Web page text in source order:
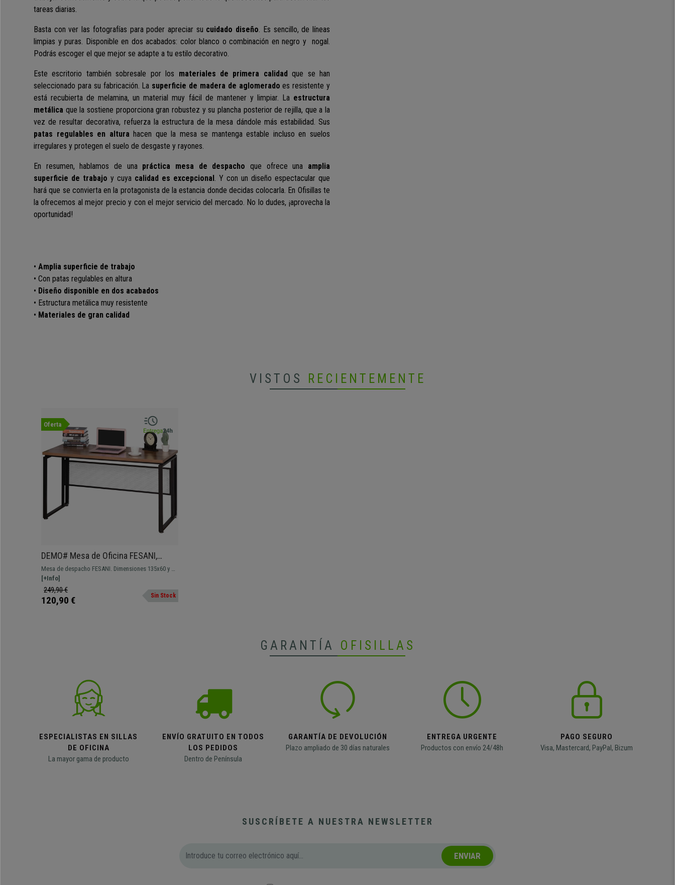
tareas diarias.
Basta con ver las fotografías para poder apreciar su cuidado diseño. Es sencillo, de líneas
limpias y puras. Disponible en dos acabados: color blanco o combinación en negro y nogal.
Podrás escoger el que mejor se adapte a tu estilo decorativo.
Este escritorio también sobresale por los materiales de primera calidad que se han
seleccionado para su fabricación. La superficie de madera de aglomeradoes resistente y
está recubierta de melamina, un material muy fácil de mantener y limpiar. La estructura
metálica que la sostiene proporciona gran robustez y su plancha posterior de rejilla, que a la
vez de resultar decorativa, refuerza la estructura de la mesa dándole más estabilidad. Sus
patas regulables en altura hacen que la mesase mantenga estable incluso en suelos
irregulares y protegen el suelo de desgaste y rayones.
En resumen, hablamos de una práctica mesa de despacho que ofrece una amplia
superficie de trabajo y cuya calidad es excepcional . Y con un diseño espectacular que
hará que se convierta en la protagonista de la estancia donde decidas colocarla. En Ofisillas te
la ofrecemos al mejor precio y con el mejor servicio del mercado. No lo dudes, ¡aprovecha la
oportunidad!
• Amplia superficie de trabajo
• Con patas regulables en altura
• Diseño disponible en dos acabados
• Estructura metálica muy resistente
• Materiales de gran calidad
VISTOS RECIENTEMENTE
Oferta
DEMO# Mesa de Oficina FESANI,
135x60x75 cm, en Metal y Madera,
color Negro y Nogal
Mesa de despacho FESANI. Dimensiones 135x60 y 75
cm de altura Escritorio con robusta estructura
metálica y madera con amplia superficie de madera.
[+Info]
249,90 €
120,90 € Sin Stock
GARANTÍA OFISILLAS
ESPECIALISTAS EN SILLAS
DE OFICINA
La mayor gama de producto
ENVÍO GRATUITO EN TODOS
LOS PEDIDOS
Dentro de Península
GARANTÍA DE DEVOLUCIÓN
Plazo ampliado de 30 días naturales
ENTREGA URGENTE
Productos con envío 24/48h
PAGO SEGURO
Visa, Mastercard, PayPal, Bizum
SUSCRÍBETE A NUESTRA NEWSLETTER
ENVIAR